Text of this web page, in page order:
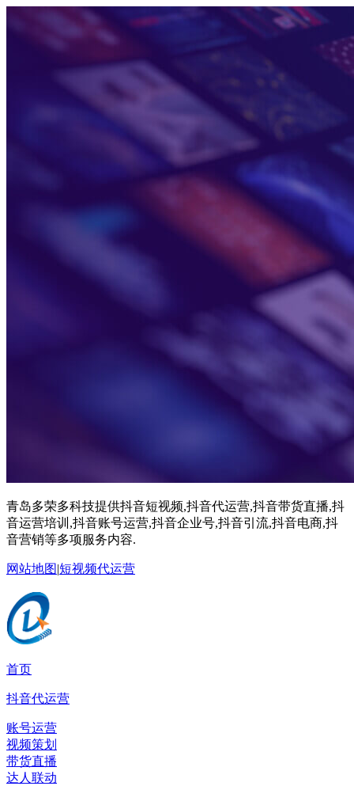
青岛多荣多科技提供抖音短视频,抖音代运营,抖音带货直播,抖
音运营培训,抖音账号运营,抖音企业号,抖音引流,抖音电商,抖
音营销等多项服务内容.
网站地图|短视频代运营
首页
抖音代运营
账号运营
视频策划
带货直播
达人联动